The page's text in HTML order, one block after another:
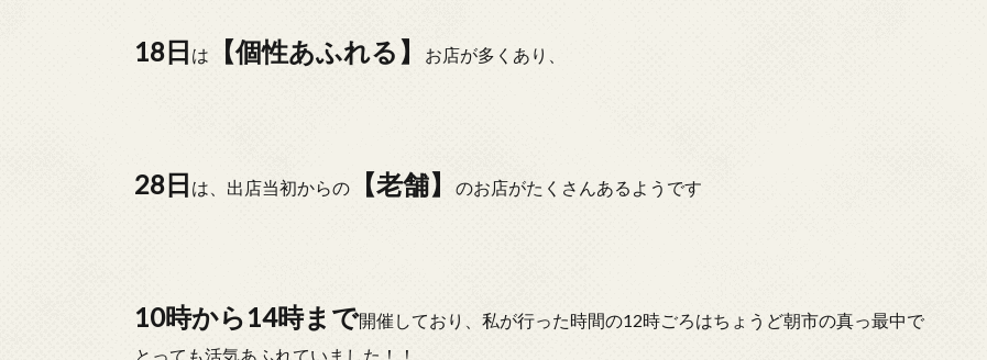
18日 は 【個性あふれる】 お店が多くあり、
28日 は、出店当初からの 【老舗】 のお店がたくさんあるようです
10時から14時まで開催しており、私が行った時間の12時ごろはちょうど朝市の真っ最中で
とっても活気あふれていました！！